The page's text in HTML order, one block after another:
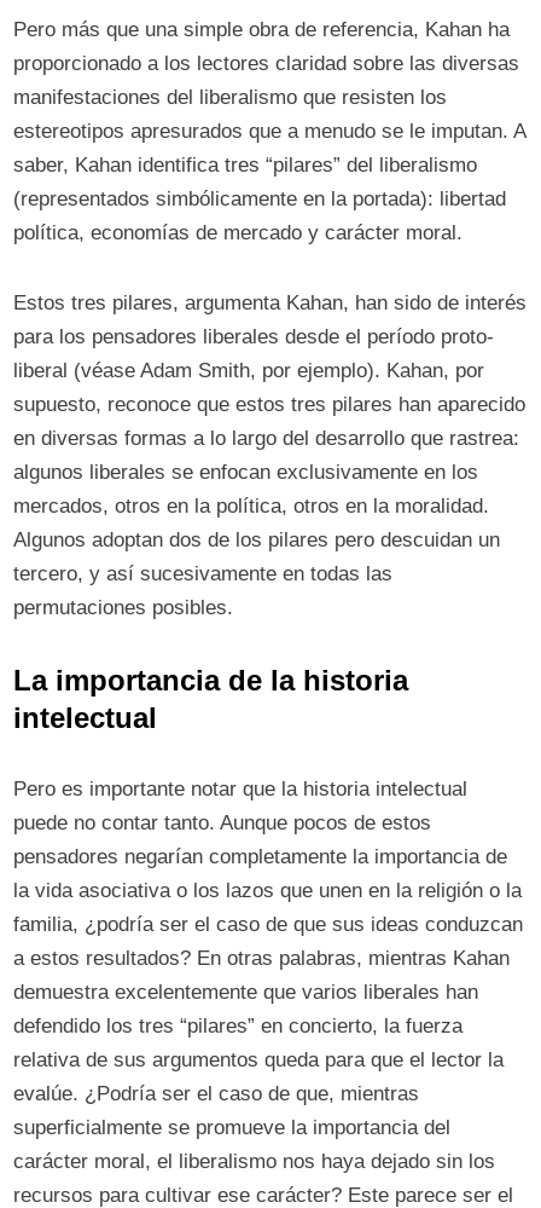
Pero más que una simple obra de referencia, Kahan ha
proporcionado a los lectores claridad sobre las diversas
manifestaciones del liberalismo que resisten los
estereotipos apresurados que a menudo se le imputan. A
saber, Kahan identifica tres “pilares” del liberalismo
(representados simbólicamente en la portada): libertad
política, economías de mercado y carácter moral.
Estos tres pilares, argumenta Kahan, han sido de interés
para los pensadores liberales desde el período proto-
liberal (véase Adam Smith, por ejemplo). Kahan, por
supuesto, reconoce que estos tres pilares han aparecido
en diversas formas a lo largo del desarrollo que rastrea:
algunos liberales se enfocan exclusivamente en los
mercados, otros en la política, otros en la moralidad.
Algunos adoptan dos de los pilares pero descuidan un
tercero, y así sucesivamente en todas las
permutaciones posibles.
La importancia de la historia
intelectual
Pero es importante notar que la historia intelectual
puede no contar tanto. Aunque pocos de estos
pensadores negarían completamente la importancia de
la vida asociativa o los lazos que unen en la religión o la
familia, ¿podría ser el caso de que sus ideas conduzcan
a estos resultados? En otras palabras, mientras Kahan
demuestra excelentemente que varios liberales han
defendido los tres “pilares” en concierto, la fuerza
relativa de sus argumentos queda para que el lector la
evalúe. ¿Podría ser el caso de que, mientras
superficialmente se promueve la importancia del
carácter moral, el liberalismo nos haya dejado sin los
recursos para cultivar ese carácter? Este parece ser el